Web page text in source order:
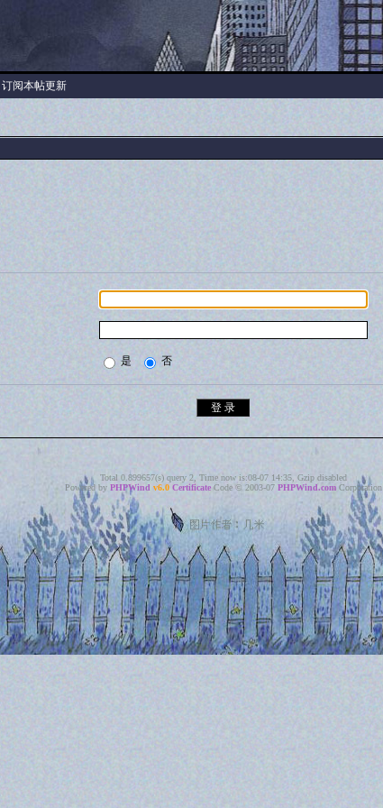
|订阅本帖更新
是 否
Total 0.899657(s) query 2, Time now is:08-07 14:35, Gzip disabled
Powered by PHPWind v6.0 Certificate Code © 2003-07 PHPWind.com Corporation